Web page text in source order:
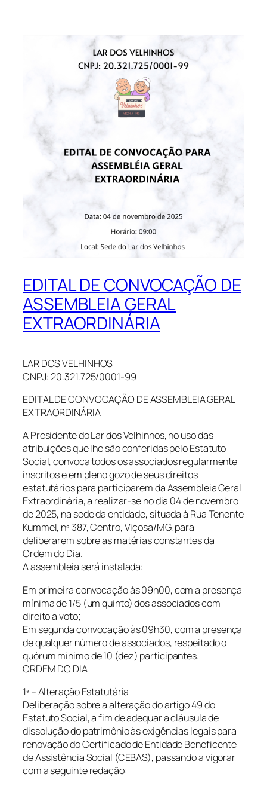
EDITAL DE CONVOCAÇÃO DE
ASSEMBLEIA GERAL
EXTRAORDINÁRIA
LAR DOS VELHINHOS
CNPJ: 20.321.725/0001-99
EDITAL DE CONVOCAÇÃO DE ASSEMBLEIA GERAL
EXTRAORDINÁRIA
A Presidente do Lar dos Velhinhos, no uso das
atribuições que lhe são conferidas pelo Estatuto
Social, convoca todos os associados regularmente
inscritos e em pleno gozo de seus direitos
estatutários para participarem da Assembleia Geral
Extraordinária, a realizar-se no dia 04 de novembro
de 2025, na sede da entidade, situada à Rua Tenente
Kummel, nº 387, Centro, Viçosa/MG, para
deliberarem sobre as matérias constantes da
Ordem do Dia.
A assembleia será instalada:
Em primeira convocação às 09h00, com a presença
mínima de 1/5 (um quinto) dos associados com
direito a voto;
Em segunda convocação às 09h30, com a presença
de qualquer número de associados, respeitado o
quórum mínimo de 10 (dez) participantes.
ORDEM DO DIA
1ª – Alteração Estatutária
Deliberação sobre a alteração do artigo 49 do
Estatuto Social, a fim de adequar a cláusula de
dissolução do patrimônio às exigências legais para
renovação do Certificado de Entidade Beneficente
de Assistência Social (CEBAS), passando a vigorar
com a seguinte redação: